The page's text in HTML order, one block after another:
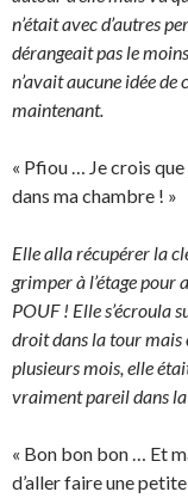
n’était avec d’autres
dérangeait pas le
n’avait aucune idée
maintenant.
« Pfiou … Je crois
dans ma chambre ! »
Elle alla récupérer la
grimper à l’étage pour
POUF ! Elle s’écroula
droit dans la tour mais
plusieurs mois, elle
vraiment pareil dans la
« Bon bon bon … Et
d’aller faire une